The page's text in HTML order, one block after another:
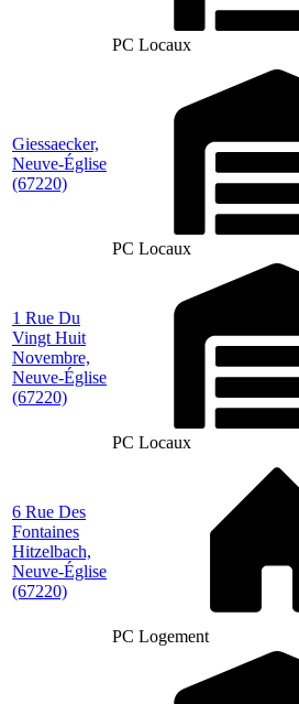
PC Locaux
Giessaecker,
Neuve-Église
(67220)
PC Locaux
1 Rue Du
Vingt Huit
Novembre,
Neuve-Église
(67220)
PC Locaux
6 Rue Des
Fontaines
Hitzelbach,
Neuve-Église
(67220)
PC Logement